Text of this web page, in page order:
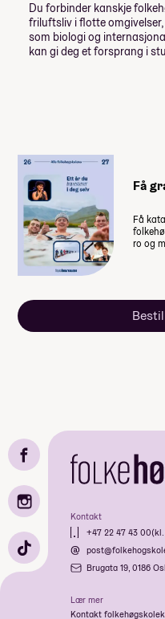
Du forbinder kanskje
friluftsliv i flotte
som biologi og
kan gi deg et forsprang i
Få
Få
ro og
Kontakt
+47 22 47 43 00(kl.
Brugata 19, 0186
Lær mer
Kontakt